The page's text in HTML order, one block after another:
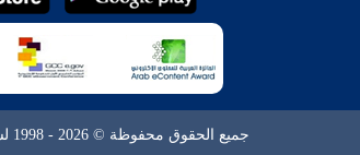
جميع الحقوق محفوظة © 2026 - 1998 لشبكة إسلام ويب